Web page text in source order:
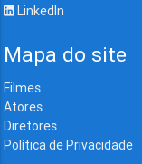
LinkedIn
Mapa do site
Filmes
Atores
Diretores
Política de Privacidade